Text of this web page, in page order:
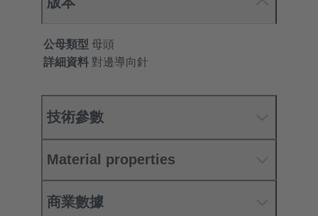
公母類型 母頭
詳細資料 對邊導向針
技術參數
Material properties
商業數據